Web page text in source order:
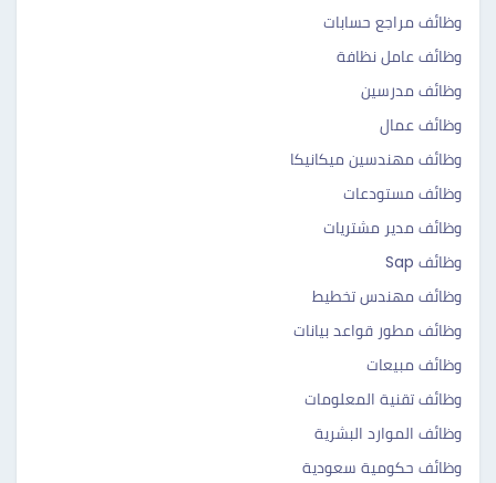
وظائف مراجع حسابات
وظائف عامل نظافة
وظائف مدرسين
وظائف عمال
وظائف مهندسين ميكانيكا
وظائف مستودعات
وظائف مدير مشتريات
وظائف Sap
وظائف مهندس تخطيط
وظائف مطور قواعد بيانات
وظائف مبيعات
وظائف تقنية المعلومات
وظائف الموارد البشرية
وظائف حكومية سعودية